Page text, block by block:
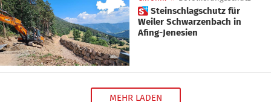
 Steinschlagschutz für
Weiler Schwarzenbach in
Afing-Jenesien
MEHR LADEN